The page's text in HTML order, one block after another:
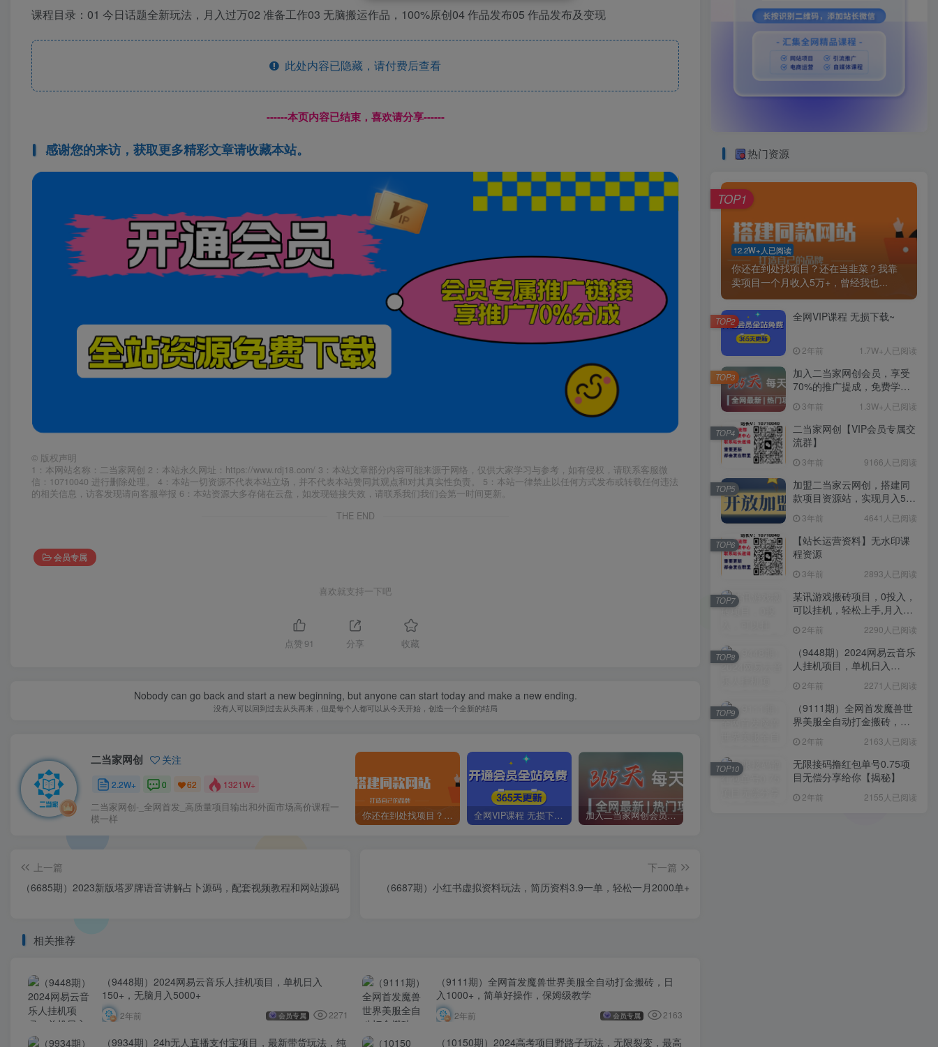
课程目录：01 今日话题全新玩法，月入过万02 准备工作03 无脑搬运作品，100%原创04 作品发布05 作品发布及变现
此处内容已隐藏，请付费后查看
------本页内容已结束，喜欢请分享------
感谢您的来访，获取更多精彩文章请收藏本站。
© 版权声明
1：本网站名称：二当家网创 2：本站永久网址：https://www.rdj18.com/ 3：本站文章部分内容可能来源于网络，仅供大家学习与参考，如有侵权，请联系客服微
信：10710040 进行删除处理。 4：本站一切资源不代表本站立场，并不代表本站赞同其观点和对其真实性负责。 5：本站一律禁止以任何方式发布或转载任何违法
的相关信息，访客发现请向客服举报 6：本站资源大多存储在云盘，如发现链接失效，请联系我们我们会第一时间更新。
THE END
会员专属
喜欢就支持一下吧
点赞 91 分享 收藏
Nobody can go back and start a new beginning, but anyone can start today and make a new ending.
没有人可以回到过去从头再来，但是每个人都可以从今天开始，创造一个全新的结局
二当家网创 关注
2.2W+ 0 62 1321W+
二当家网创-_全网首发_高质量项目输出和外面市场高价课程一
模一样
你还在到处找项目？还在当韭菜？我靠卖项目一个月收入5万+，曾经我也是个失败者。 全网VIP课程 无损下载~ 加入二当家网创会员，享受70%的推广提成，免费学习网上万种创业课程，菜鸟变大神。
上一篇
（6685期）2023新版塔罗牌语音讲解占卜源码，配套视频教程和网站源码
下一篇
（6687期）小红书虚拟资料玩法，简历资料3.9一单，轻松一月2000单+
相关推荐
（9448期）2024网易云音乐人挂机项目，单机日入
150+，无脑月入5000+
2年前 会员专属 2271
（9111期）全网首发魔兽世界美服全自动打金搬砖，日
入1000+，简单好操作，保姆级教学
2年前 会员专属 2163
（9934期）24h无人直播支付宝项目，最新带货玩法，纯 （10150期）2024高考项目野路子玩法，无限裂变，最高
热门资源
12.2W+人已阅读
你还在到处找项目？还在当韭菜？我靠
卖项目一个月收入5万+，曾经我也...
TOP1
全网VIP课程 无损下载~
2年前 1.7W+人已阅读
TOP2
加入二当家网创会员，享受
70%的推广提成，免费学习
大神。
3年前 1.3W+人已阅读
TOP3
二当家网创【VIP会员专属交
流群】
3年前 9166人已阅读
TOP4
加盟二当家云网创，搭建同
款项目资源站，实现月入5万
3年前 4641人已阅读
TOP5
【站长运营资料】无水印课
程资源
3年前 2893人已阅读
TOP6
某讯游戏搬砖项目，0投入，
可以挂机，轻松上手,月入
2年前 2290人已阅读
TOP7
（9448期）2024网易云音乐
人挂机项目，单机日入
2年前 2271人已阅读
TOP8
（9111期）全网首发魔兽世
界美服全自动打金搬砖，日
姆级教学
2年前 2163人已阅读
TOP9
无限接码撸红包单号0.75项
目无偿分享给你【揭秘】
2年前 2155人已阅读
TOP10